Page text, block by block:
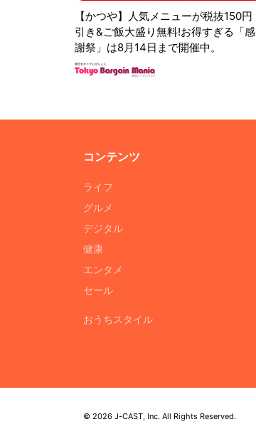
【かつや】人気メニューが税抜150円
引き&ご飯大盛り無料!お得すぎる「感
謝祭」は8月14日まで開催中。
コンテンツ
ライフ
グルメ
デジタル
健康
エンタメ
セール
おうちスタイル
© 2026 J-CAST, Inc. All Rights Reserved.